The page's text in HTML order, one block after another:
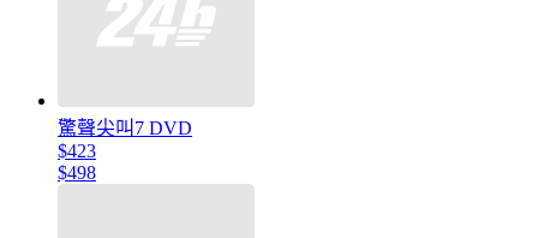
驚聲尖叫7 DVD
$423
$498